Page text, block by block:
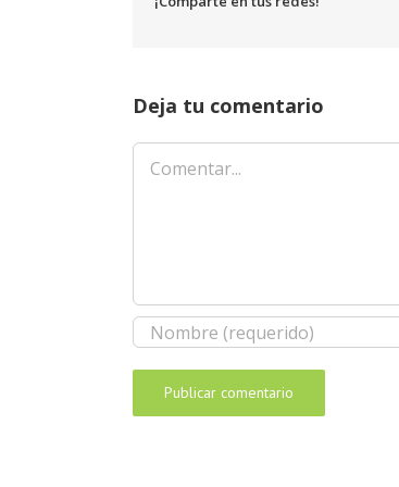
Deja tu comentario
Comentar